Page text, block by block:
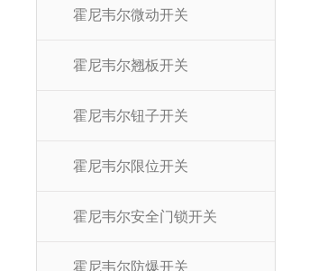
霍尼韦尔微动开关
霍尼韦尔翘板开关
霍尼韦尔钮子开关
霍尼韦尔限位开关
霍尼韦尔安全门锁开关
霍尼韦尔防爆开关